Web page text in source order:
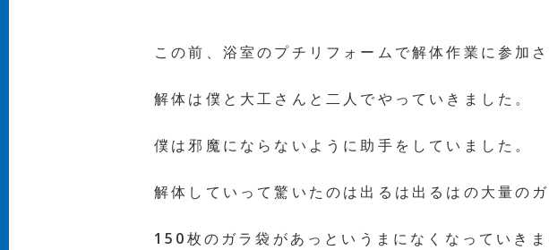
この前、浴室のプチリフォームで解体作業に参加
解体は僕と大工さんと二人でやっていきました。
僕は邪魔にならないように助手をしていました。
解体していって驚いたのは出るは出るはの大量の
150枚のガラ袋があっというまになくなっていきま